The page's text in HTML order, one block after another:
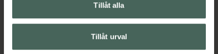
Tillåt alla
Tillåt urval
Handla tryggt
Leverans, betalning och retur
Kundklubb